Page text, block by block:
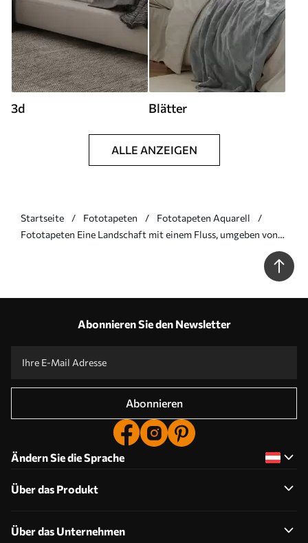
3d Blätter
ALLE ANZEIGEN
Startseite Fototapeten
Fototapeten Aquarell
Fototapeten Eine Landschaft mit einem Fluss, umgeben von
Blumen und Pflanzen, sanften Farben, rosa Himmel, Aquarell-
Abonnieren Sie den Newsletter
Abonnieren
Ändern Sie die Sprache
Über das Produkt
Über das Unternehmen